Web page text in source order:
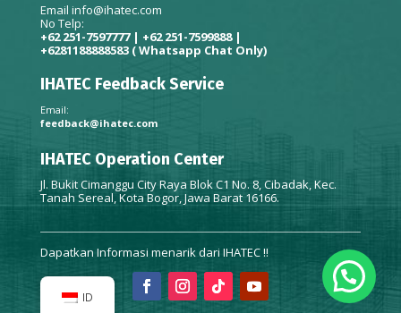
Email info@ihatec.com
No Telp:
+62 251-7597777 | +62 251-7599888 |
+6281188888583 ( Whatsapp Chat Only)
IHATEC Feedback Service
Email:
feedback@ihatec.com
IHATEC Operation Center
Jl. Bukit Cimanggu City Raya Blok C1 No. 8, Cibadak, Kec.
Tanah Sereal, Kota Bogor, Jawa Barat 16166.
Dapatkan Informasi menarik dari IHATEC !!
ID